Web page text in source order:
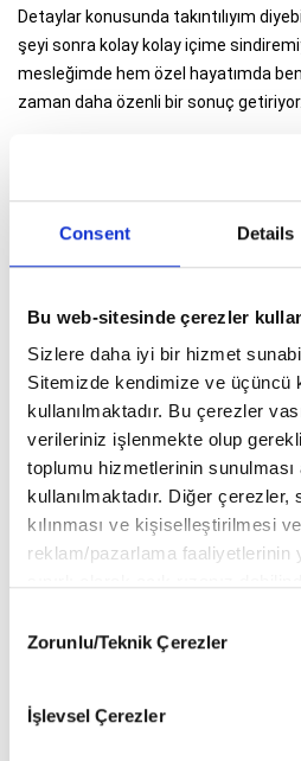
Consent Details
Bu web-sitesinde çerezler
Sizlere daha iyi bir hizmet
Sitemizde kendimize ve üçüncü
kullanılmaktadır. Bu çerezler
verileriniz işlenmekte olup
toplumu hizmetlerinin sunulması
kullanılmaktadır. Diğer
kılınması ve kişiselleştirilmesi
reklam/pazarlama faaliyetlerinin
vasıtasıyla belirleyebilirsiniz.
6698 sayılı Kişisel Verilerin
Selection
Zorunlu/Teknik Çerezler
İşlevsel Çerezler
Detaylar konusunda takıntılıyım
şeyi sonra kolay kolay içime
mesleğimde hem özel hayatımda
zaman daha özenli bir sonuç getiriyor.
“Şu An Bulunduğum
Öğreneceğim Çok Şey Var.
Yakınım Bilmiyorum.”